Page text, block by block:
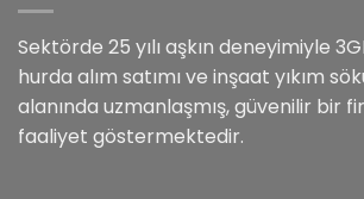
Sektörde 25 yılı aşkın deneyimiyle
hurda alım satımı ve inşaat yıkım
alanında uzmanlaşmış, güvenilir bir
faaliyet göstermektedir.